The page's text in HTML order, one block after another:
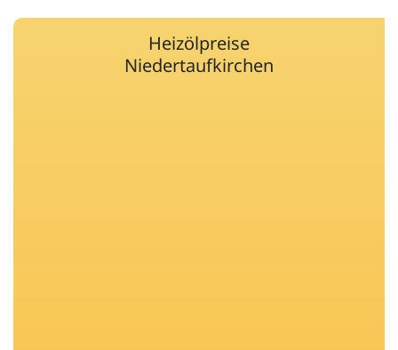
Heizölpreise
Niedertaufkirchen